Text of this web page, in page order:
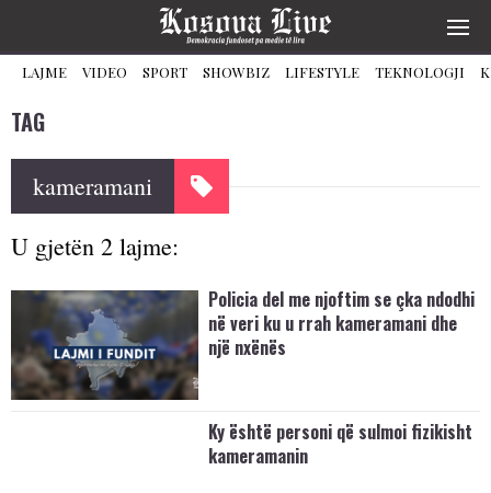
LAJME VIDEO SPORT SHOWBIZ LIFESTYLE TEKNOLOGJI
TAG
kameramani
U gjetën 2 lajme:
Policia del me njoftim se çka ndodhi
në veri ku u rrah kameramani dhe
një nxënës
Ky është personi që sulmoi fizikisht
kameramanin